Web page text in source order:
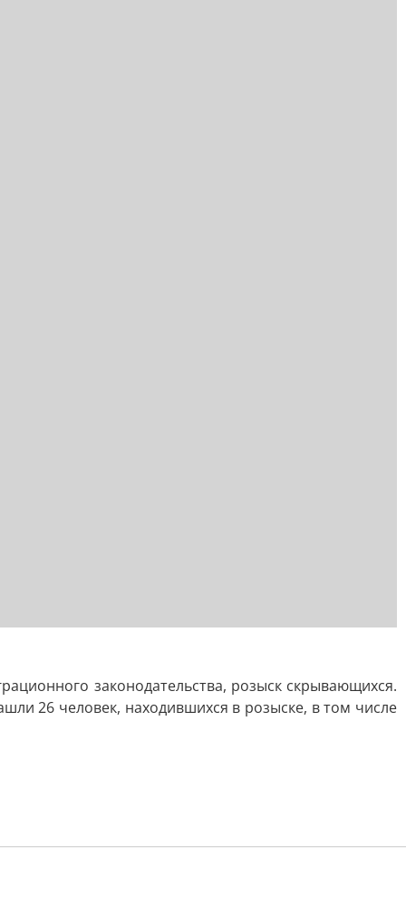
законодательства, розыск скрывающихся.
26 человек, находившихся в розыске, в том числе